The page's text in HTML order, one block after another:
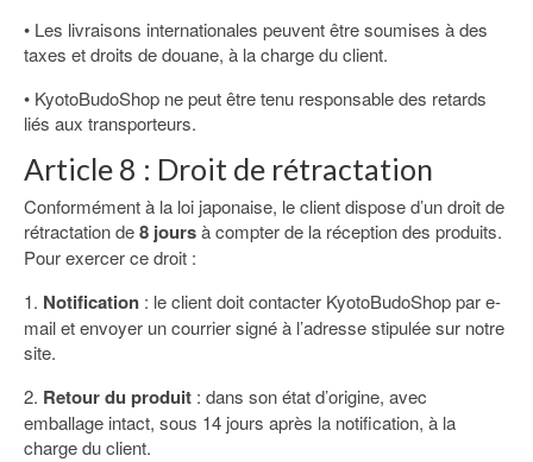
• Les livraisons internationales peuvent être soumises à des
taxes et droits de douane, à la charge du client.
• KyotoBudoShop ne peut être tenu responsable des retards
liés aux transporteurs.
Article 8 : Droit de rétractation
Conformément à la loi japonaise, le client dispose d’un droit de
rétractation de8 joursà compter de la réception des produits.
Pour exercer ce droit :
1. Notification : le client doit contacter KyotoBudoShop par e-
mail et envoyer un courrier signé à l’adresse stipulée sur notre
site.
2. Retour du produit : dans son état d’origine, avec
emballage intact, sous 14 jours après la notification, à la
charge du client.